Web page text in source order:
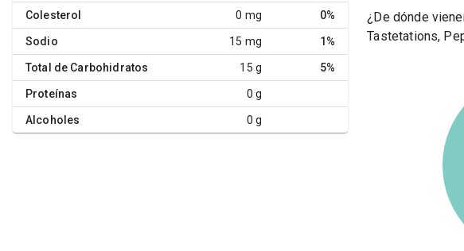
Colesterol 0 mg 0%
Sodio 15 mg 1%
Total de Carbohidratos 15 g 5%
Proteínas 0 g
Alcoholes 0 g
¿De dónde
Tastetations,